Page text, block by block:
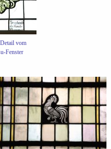
vom
Fenster